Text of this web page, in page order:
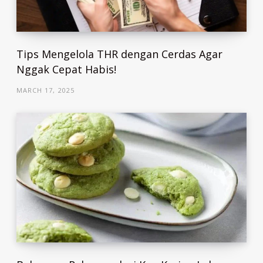
Tips Mengelola THR dengan Cerdas Agar
Nggak Cepat Habis!
MARCH 17, 2025